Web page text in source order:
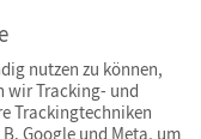
nutzen zu können,
wir Tracking- und
Trackingtechniken
Google und Meta, um